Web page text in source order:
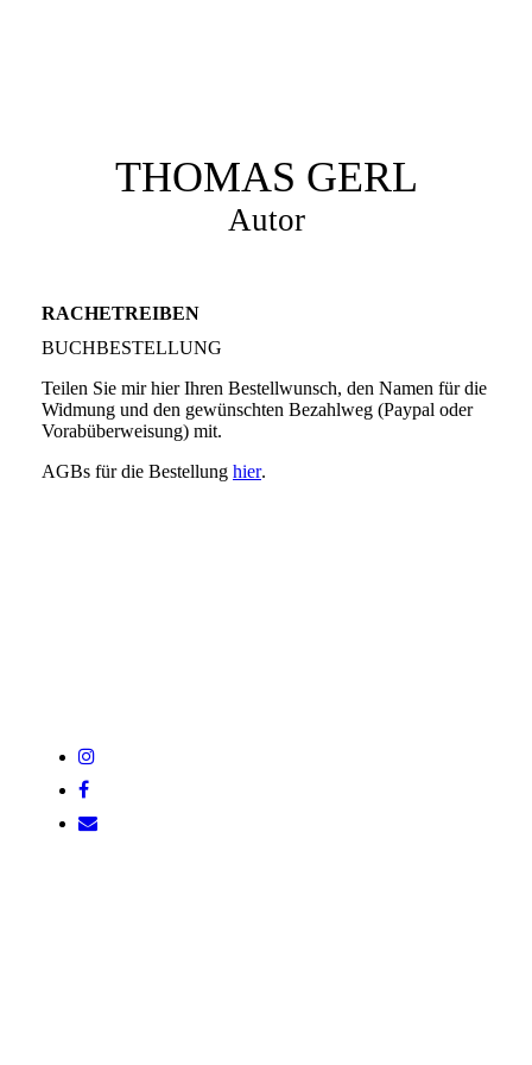
THOMAS GERL
Autor
RACHETREIBEN
BUCHBESTELLUNG
Teilen Sie mir hier Ihren Bestellwunsch, den Namen für die
Widmung und den gewünschten Bezahlweg (Paypal oder
Vorabüberweisung) mit.
AGBs für die Bestellung hier.